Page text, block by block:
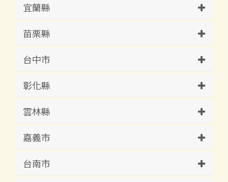
宜蘭縣
苗栗縣
台中市
彰化縣
雲林縣
嘉義市
台南市